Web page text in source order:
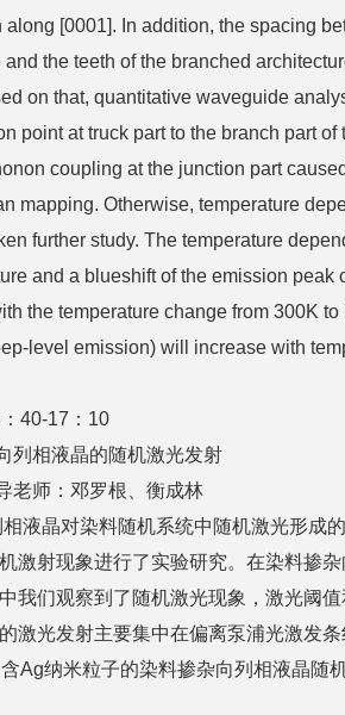
[0001]. In addition, the spacing
the teeth of the branched
on that, quantitative waveguide
point at truck part to the branch part
coupling at the junction part
mapping. Otherwise, temperature
further study. The temperature
and a blueshift of the emission
the temperature change from 300K
level emission) will increase with
40-17：10
列相液晶的随机激光发射
：邓罗根、衡成林
液晶对染料随机系统中随机激光形
激射现象进行了实验研究。在染料掺
我们观察到了随机激光现象，激光阈
激光发射主要集中在偏离泵浦光激发
Ag纳米粒子的染料掺杂向列相液晶